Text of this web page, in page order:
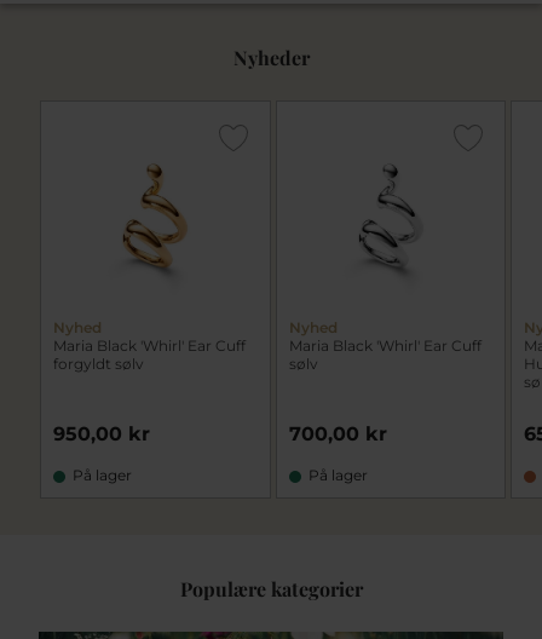
Nyheder
Nyhed
Maria Black 'Whirl' Ear Cuff
forgyldt sølv
950,00 kr
På lager
Nyhed
Maria Black 'Whirl' Ear Cuff
sølv
700,00 kr
På lager
Populære kategorier